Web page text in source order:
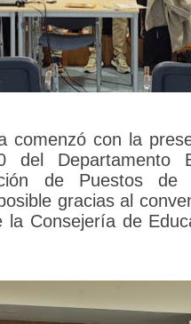
comenzó con la
del Departamento
de Puestos de
gracias al
la Consejería de